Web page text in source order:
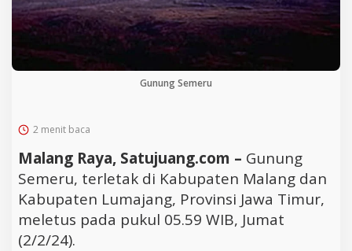
Gunung Semeru
2 menit baca
Malang Raya, Satujuang.com – Gunung
Semeru, terletak di Kabupaten Malang dan
Kabupaten Lumajang, Provinsi Jawa Timur,
meletus pada pukul 05.59 WIB, Jumat
(2/2/24).